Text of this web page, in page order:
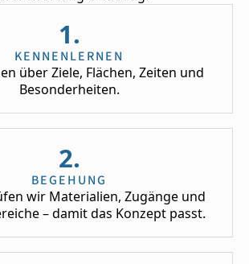
1.
KENNENLERNEN
über Ziele, Flächen, Zeiten und
Besonderheiten.
2.
BEGEHUNG
wir Materialien, Zugänge und
– damit das Konzept passt.